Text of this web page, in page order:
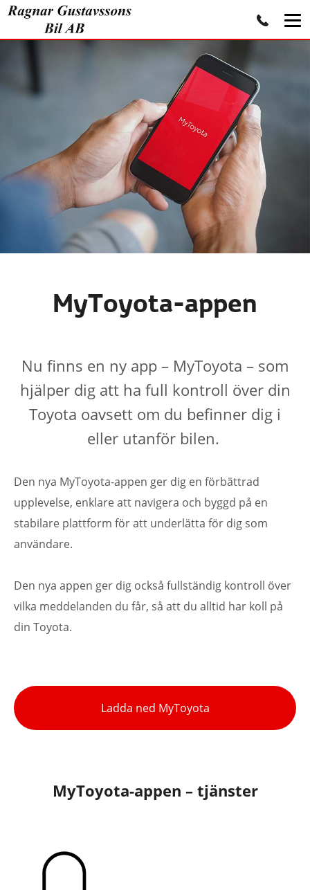
MyToyota-appen
Nu finns en ny app – MyToyota – som
hjälper dig att ha full kontroll över din
Toyota oavsett om du befinner dig i
eller utanför bilen.
Den nya MyToyota-appen ger dig en förbättrad
upplevelse, enklare att navigera och byggd på en
stabilare plattform för att underlätta för dig som
användare.
Den nya appen ger dig också fullständig kontroll över
vilka meddelanden du får, så att du alltid har koll på
din Toyota.
Ladda ned MyToyota
MyToyota-appen – tjänster